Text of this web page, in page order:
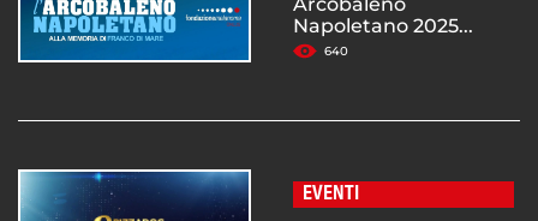
Napoletano 2025...
640
EVENTI